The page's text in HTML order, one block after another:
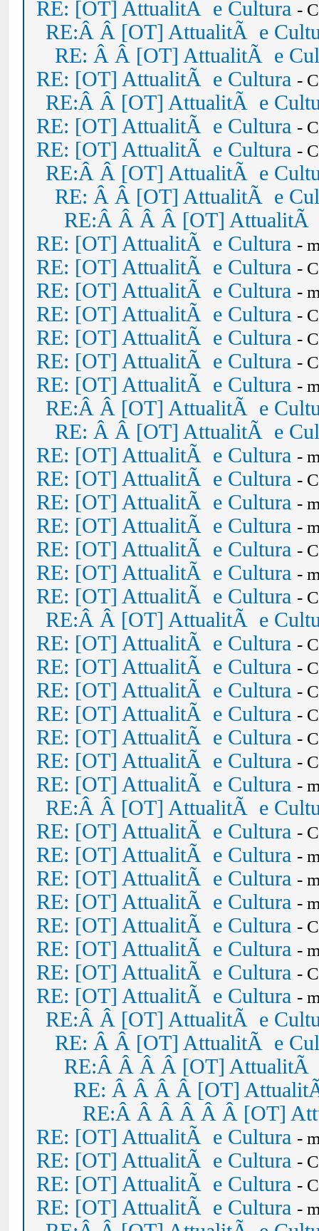
RE: [OT] AttualitÃ e Cultura -
RE:Â Â [OT] AttualitÃ e
RE: Â Â [OT] AttualitÃ e
RE: [OT] AttualitÃ e Cultura -
RE:Â Â [OT] AttualitÃ e
RE: [OT] AttualitÃ e Cultura -
RE: [OT] AttualitÃ e Cultura -
RE:Â Â [OT] AttualitÃ e
RE: Â Â [OT] AttualitÃ e
RE:Â Â Â Â [OT] AttualitÃ
RE: [OT] AttualitÃ e Cultura -
RE: [OT] AttualitÃ e Cultura -
RE: [OT] AttualitÃ e Cultura -
RE: [OT] AttualitÃ e Cultura -
RE: [OT] AttualitÃ e Cultura -
RE: [OT] AttualitÃ e Cultura -
RE: [OT] AttualitÃ e Cultura -
RE:Â Â [OT] AttualitÃ e
RE: Â Â [OT] AttualitÃ e
RE: [OT] AttualitÃ e Cultura -
RE: [OT] AttualitÃ e Cultura -
RE: [OT] AttualitÃ e Cultura -
RE: [OT] AttualitÃ e Cultura -
RE: [OT] AttualitÃ e Cultura -
RE: [OT] AttualitÃ e Cultura -
RE: [OT] AttualitÃ e Cultura -
RE:Â Â [OT] AttualitÃ e
RE: [OT] AttualitÃ e Cultura -
RE: [OT] AttualitÃ e Cultura -
RE: [OT] AttualitÃ e Cultura -
RE: [OT] AttualitÃ e Cultura -
RE: [OT] AttualitÃ e Cultura -
RE: [OT] AttualitÃ e Cultura -
RE: [OT] AttualitÃ e Cultura -
RE:Â Â [OT] AttualitÃ e
RE: [OT] AttualitÃ e Cultura -
RE: [OT] AttualitÃ e Cultura -
RE: [OT] AttualitÃ e Cultura -
RE: [OT] AttualitÃ e Cultura -
RE: [OT] AttualitÃ e Cultura -
RE: [OT] AttualitÃ e Cultura -
RE: [OT] AttualitÃ e Cultura -
RE: [OT] AttualitÃ e Cultura -
RE:Â Â [OT] AttualitÃ e
RE: Â Â [OT] AttualitÃ e
RE:Â Â Â Â [OT] AttualitÃ
RE: Â Â Â Â [OT]
RE:Â Â Â Â Â Â [OT]
RE: [OT] AttualitÃ e Cultura -
RE: [OT] AttualitÃ e Cultura -
RE: [OT] AttualitÃ e Cultura -
RE: [OT] AttualitÃ e Cultura -